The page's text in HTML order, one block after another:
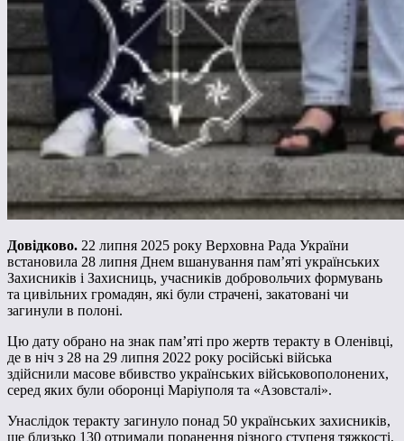
Довідково. 22 липня 2025 року Верховна Рада України
встановила 28 липня Днем вшанування пам’яті українських
Захисників і Захисниць, учасників добровольчих формувань
та цивільних громадян, які були страчені, закатовані чи
загинули в полоні.
Цю дату обрано на знак пам’яті про жертв теракту в Оленівці,
де в ніч з 28 на 29 липня 2022 року російські війська
здійснили масове вбивство українських військовополонених,
серед яких були оборонці Маріуполя та «Азовсталі».
Унаслідок теракту загинуло понад 50 українських захисників,
ще близько 130 отримали поранення різного ступеня тяжкості.